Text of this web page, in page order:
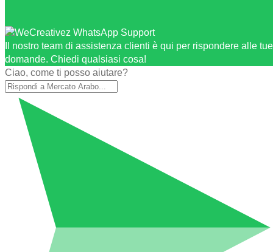
Il nostro team di assistenza clienti è qui per rispondere alle tue
domande. Chiedi qualsiasi cosa!
Ciao, come ti posso aiutare?